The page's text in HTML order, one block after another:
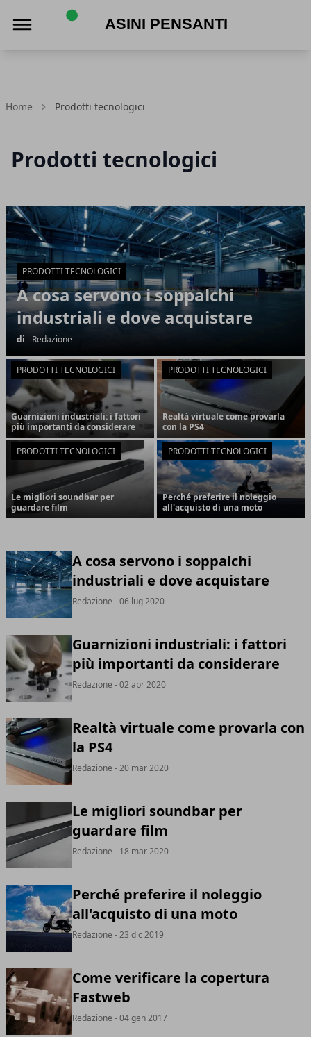
Home Prodotti tecnologici
Prodotti tecnologici
Articoli in Evidenza
PRODOTTI TECNOLOGICI
A cosa servono i soppalchi
industriali e dove acquistare
di - Redazione
PRODOTTI TECNOLOGICI
Guarnizioni industriali: i fattori
più importanti da considerare
PRODOTTI TECNOLOGICI
Realtà virtuale come provarla
con la PS4
PRODOTTI TECNOLOGICI
Le migliori soundbar per
guardare film
PRODOTTI TECNOLOGICI
Perché preferire il noleggio
all'acquisto di una moto
A cosa servono i soppalchi
industriali e dove acquistare
Redazione - 06 lug 2020
Guarnizioni industriali: i fattori
più importanti da considerare
Redazione - 02 apr 2020
Realtà virtuale come provarla con
la PS4
Redazione - 20 mar 2020
Le migliori soundbar per
guardare film
Redazione - 18 mar 2020
Perché preferire il noleggio
all'acquisto di una moto
Redazione - 23 dic 2019
Come verificare la copertura
Fastweb
Redazione - 04 gen 2017